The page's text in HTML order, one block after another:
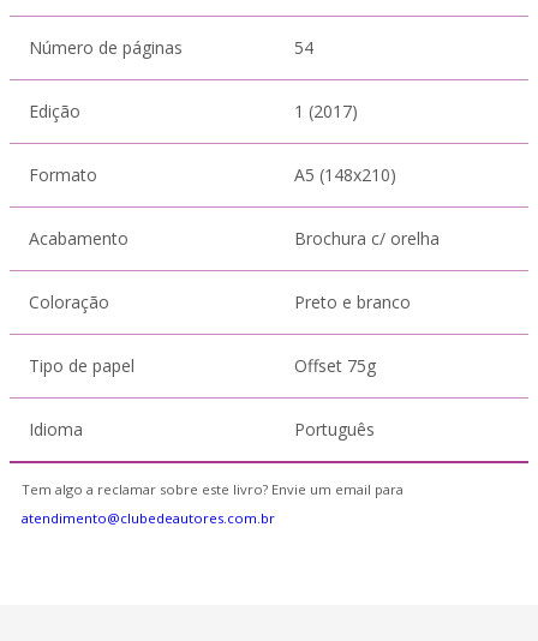
Número de páginas 54
Edição 1 (2017)
Formato A5 (148x210)
Acabamento Brochura c/ orelha
Coloração Preto e branco
Tipo de papel Offset 75g
Idioma Português
Tem algo a reclamar sobre este livro? Envie um email para
atendimento@clubedeautores.com.br